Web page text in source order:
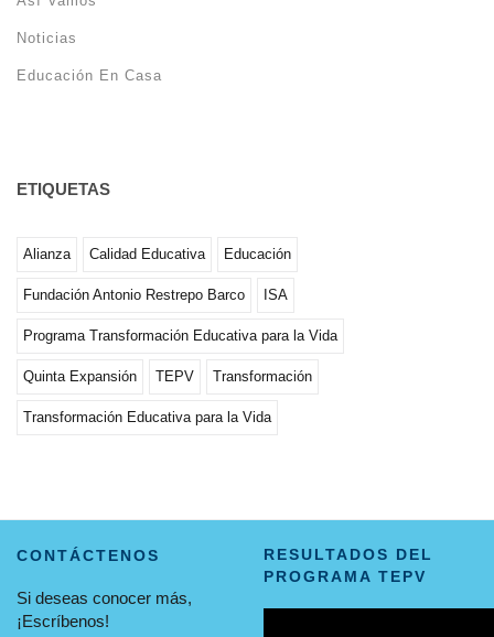
Noticias
Educación En Casa
ETIQUETAS
Alianza Calidad Educativa Educación
Fundación Antonio Restrepo Barco ISA
Programa Transformación Educativa para la Vida
Quinta Expansión TEPV Transformación
Transformación Educativa para la Vida
CONTÁCTENOS
Si deseas conocer más,
¡Escríbenos!
RESULTADOS DEL
PROGRAMA TEPV